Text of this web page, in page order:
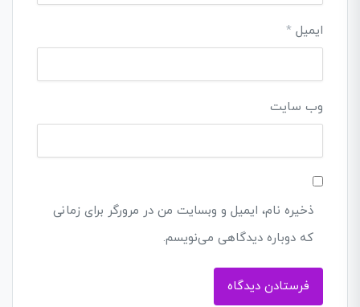
ایمیل *
وب‌ سایت
ذخیره نام، ایمیل و وبسایت من در مرورگر برای زمانی
که دوباره دیدگاهی می‌نویسم.